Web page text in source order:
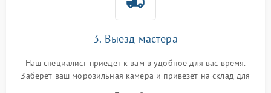
3. Выезд мастера
Наш специалист приедет к вам в удобное для вас время.
Заберет ваш морозильная камера и привезет на склад для